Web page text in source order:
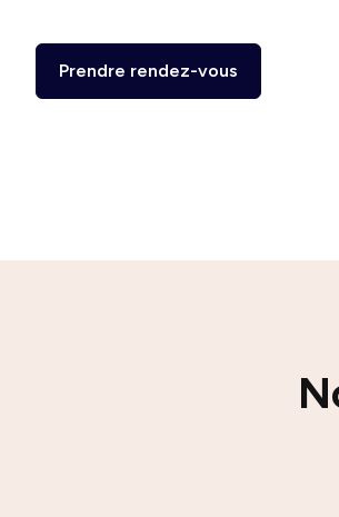
Prendre rendez-vous